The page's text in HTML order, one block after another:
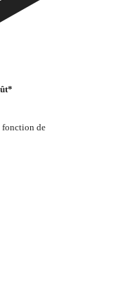
de